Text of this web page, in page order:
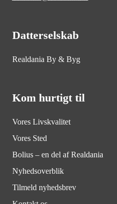
Datterselskab
Realdania By & Byg
Kom hurtigt til
Vores Livskvalitet
Vores Sted
Bolius – en del af Realdania
Nyhedsoverblik
Tilmeld nyhedsbrev